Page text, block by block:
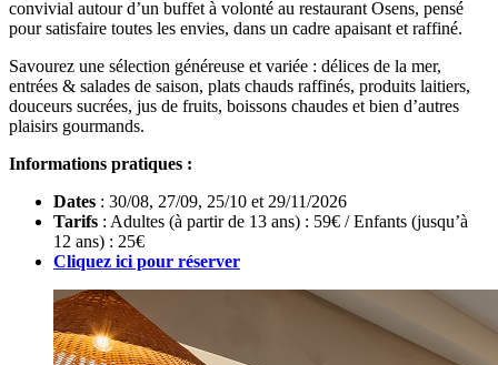
convivial autour d’un buffet à volonté au restaurant Osens, pensé
pour satisfaire toutes les envies, dans un cadre apaisant et raffiné.
Savourez une sélection généreuse et variée : délices de la mer,
entrées & salades de saison, plats chauds raffinés, produits laitiers,
douceurs sucrées, jus de fruits, boissons chaudes et bien d’autres
plaisirs gourmands.
Informations pratiques :
Dates : 30/08, 27/09, 25/10 et 29/11/2026
Tarifs : Adultes (à partir de 13 ans) : 59€ / Enfants (jusqu’à
12 ans) : 25€
Cliquez ici pour réserver